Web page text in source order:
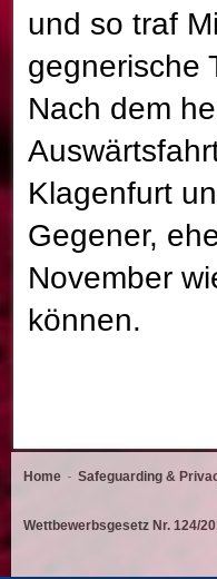
und so traf
gegnerische
Nach dem
Klagenfurt
Gegener,
November
können.
Home Safeguarding &
Wettbewerbsgesetz Nr. 124/